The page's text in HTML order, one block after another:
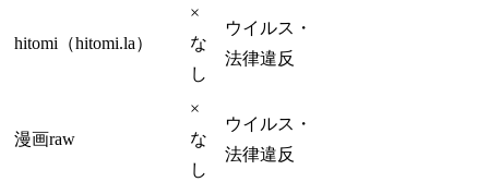
hitomi（hitomi.la）
×
な
し
ウイルス・
法律違反
漫画raw
×
な
し
ウイルス・
法律違反